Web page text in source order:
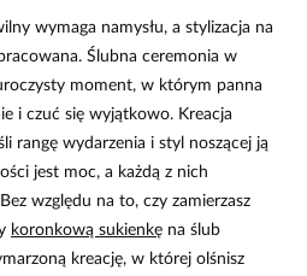
wymaga namysłu, a stylizacja na
Ślubna ceremonia w
moment, w którym panna
i czuć się wyjątkowo. Kreacja
rangę wydarzenia i styl noszącej ją
jest moc, a każdą z nich
względu na to, czy zamierzasz
koronkową sukienkę na ślub
kreację, w której olśnisz